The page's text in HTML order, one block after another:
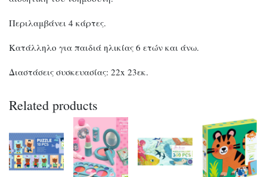
Περιλαμβάνει 4 κάρτες.
Κατάλληλο για παιδιά ηλικίας 6 ετών και άνω.
Διαστάσεις συσκευασίας: 22x 23εκ.
Related products